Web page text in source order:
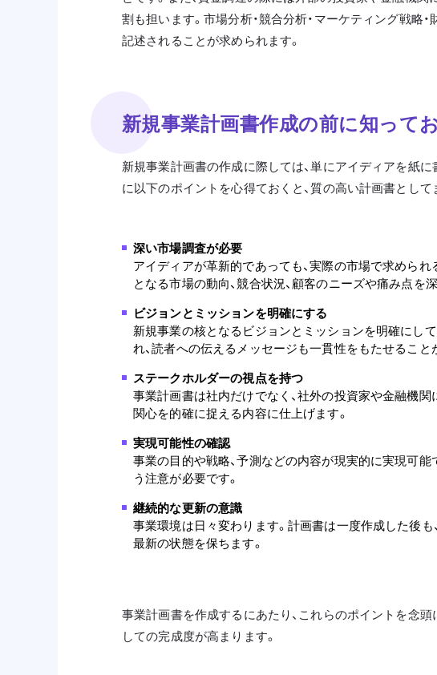
割も担います。市場分析・競合分析・マーケティング戦略
記述されることが求められます。
新規事業計画書作成の前に知って
新規事業計画書の作成に際しては、単にアイディアを紙
に以下のポイントを心得ておくと、質の高い計画書として
深い市場調査が必要
アイディアが革新的であっても、実際の市場で求めら
となる市場の動向、競合状況、顧客のニーズや痛み点を
ビジョンとミッションを明確にする
新規事業の核となるビジョンとミッションを明確にし
れ、読者への伝えるメッセージも一貫性をもたせること
ステークホルダーの視点を持つ
事業計画書は社内だけでなく、社外の投資家や金融機
関心を的確に捉える内容に仕上げます。
実現可能性の確認
事業の目的や戦略、予測などの内容が現実的に実現可
う注意が必要です。
継続的な更新の意識
事業環境は日々変わります。計画書は一度作成した後
最新の状態を保ちます。
事業計画書を作成するにあたり、これらのポイントを念頭
しての完成度が高まります。